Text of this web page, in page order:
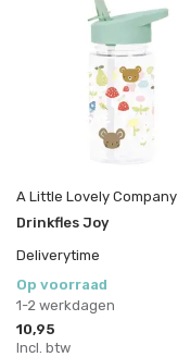
A Little Lovely Company
Drinkfles Joy
Deliverytime
Op voorraad
1-2 werkdagen
10,95
Incl. btw